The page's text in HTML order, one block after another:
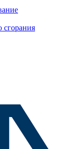
сгорания